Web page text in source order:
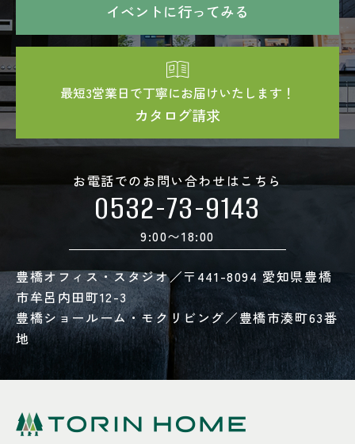
イベントに行ってみる
最短3営業日で丁寧にお届けいたします！
カタログ請求
お電話でのお問い合わせはこちら
0532-73-9143
9:00〜18:00
豊橋オフィス・スタジオ／〒441-8094 愛知県豊橋
市牟呂内田町12-3
豊橋ショールーム・モクリビング／豊橋市湊町63番
地